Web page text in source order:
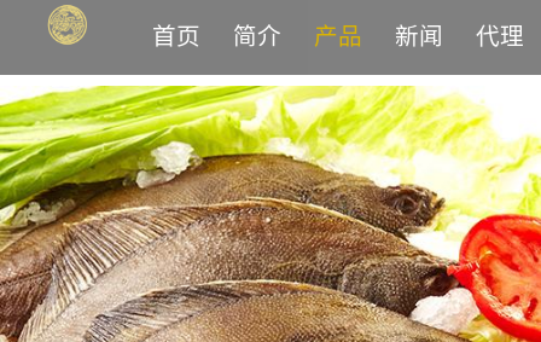
首页 简介 产品 新闻 代理